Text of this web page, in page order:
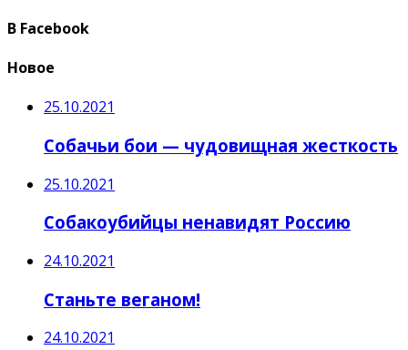
В Facebook
Новое
25.10.2021
Собачьи бои — чудовищная жесткость
25.10.2021
Собакоубийцы ненавидят Россию
24.10.2021
Станьте веганом!
24.10.2021